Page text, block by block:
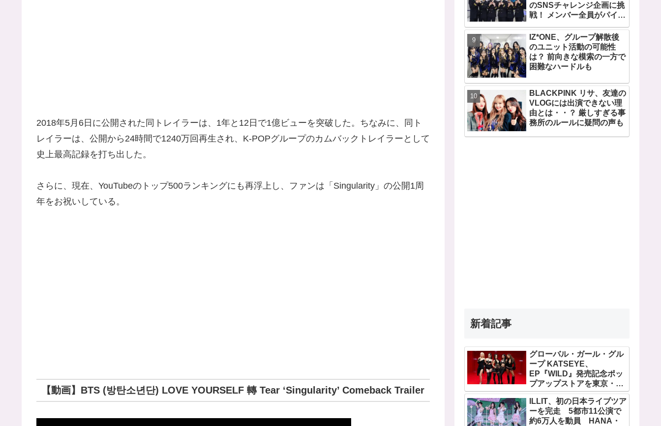
2018年5月6日に公開された同トレイラーは、1年と12日で1億ビューを突破した。ちなみに、同ト
レイラーは、公開から24時間で1240万回再生され、K-POPグループのカムバックトレイラーとして
史上最高記録を打ち出した。
さらに、現在、YouTubeのトップ500ランキングにも再浮上し、ファンは「Singularity」の公開1周
年をお祝いしている。
【動画】BTS (방탄소년단) LOVE YOURSELF 轉 Tear ‘Singularity’ Comeback Trailer
のSNSチャレンジ企画に挑
戦！ メンバー全員がパイロ
IZ*ONE、グループ解散後
のユニット活動の可能性
は？ 前向きな模索の一方で
困難なハードルも
BLACKPINK リサ、友達の
VLOGには出演できない理
由とは・・？ 厳しすぎる事
務所のルールに疑問の声も
新着記事
グローバル・ガール・グル
ープ KATSEYE、
EP『WILD』発売記念ポッ
プアップストアを東京・原
宿で開催 限定グッズも登
場ILLIT、初の日本ライブツア
ーを完走 5都市11公演で
約6万人を動員 HANA・